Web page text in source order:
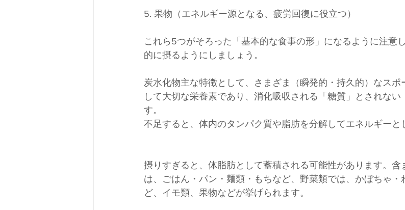
5. 果物（エネルギー源となる、疲労回復に役立つ）
これら5つがそろった「基本的な食事の形」になるように注意
的に摂るようにしましょう。
炭水化物主な特徴として、さまざま（瞬発的・持久的）なスポ
して大切な栄養素であり、消化吸収される「糖質」とされない
す。
不足すると、体内のタンパク質や脂肪を分解してエネルギーと
摂りすぎると、体脂肪として蓄積される可能性があります。
は、ごはん・パン・麺類・もちなど、野菜類では、かぼちゃ・
ど、イモ類、果物などが挙げられます。